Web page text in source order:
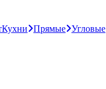
Кухни Прямые Угловые